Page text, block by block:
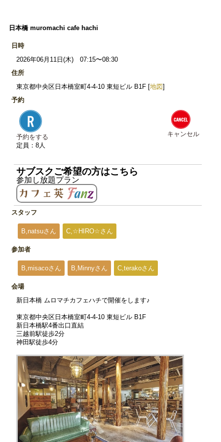
日本橋 muromachi cafe hachi
日時
2026年06月11日(木) 07:15〜08:30
住所
東京都中央区日本橋室町4-4-10 東短ビル B1F [地図]
予約
予約をする
定員：8人
キャンセル
サブスクご希望の方はこちら
参加し放題プラン
スタッフ
B,natsuさん C,☆HIRO☆さん
参加者
B,misacoさん B,Minnyさん C,terakoさん
会場
新日本橋 ムロマチカフェハチで開催をします♪
東京都中央区日本橋室町4-4-10 東短ビル B1F
新日本橋駅4番出口直結
三越前駅徒歩2分
神田駅徒歩4分